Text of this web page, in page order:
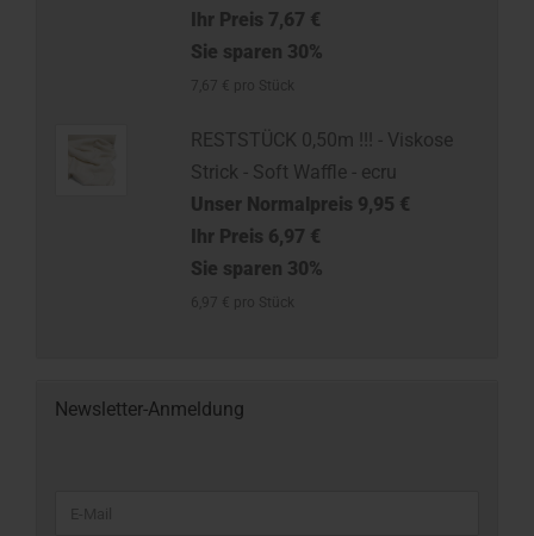
Ihr Preis 7,67 €
Sie sparen 30%
RESTSTÜCK 0,50m !!! - Viskose
Strick - Soft Waffle - ecru
Unser Normalpreis 9,95 €
Ihr Preis 6,97 €
Sie sparen 30%
Newsletter-Anmeldung